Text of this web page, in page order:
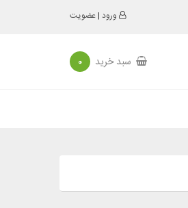
ورود |عضویت
سبد خرید 0